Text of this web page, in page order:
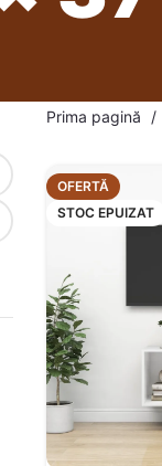
Prima pagină
OFERTĂ
STOC EPUIZAT